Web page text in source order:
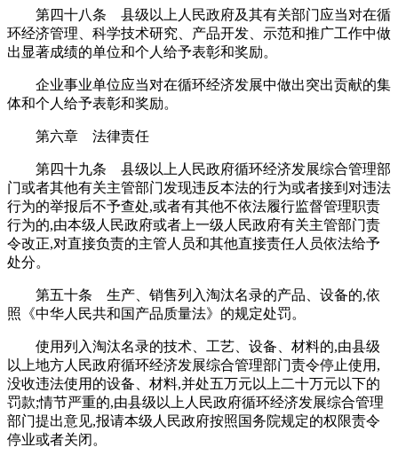
第四十八条 县级以上人民政府及其有关部门应当对在循
环经济管理、科学技术研究、产品开发、示范和推广工作中做
出显著成绩的单位和个人给予表彰和奖励。
企业事业单位应当对在循环经济发展中做出突出贡献的集
体和个人给予表彰和奖励。
第六章 法律责任
第四十九条 县级以上人民政府循环经济发展综合管理部
门或者其他有关主管部门发现违反本法的行为或者接到对违法
行为的举报后不予查处,或者有其他不依法履行监督管理职责
行为的,由本级人民政府或者上一级人民政府有关主管部门责
令改正,对直接负责的主管人员和其他直接责任人员依法给予
处分。
第五十条 生产、销售列入淘汰名录的产品、设备的,依
照《中华人民共和国产品质量法》的规定处罚。
使用列入淘汰名录的技术、工艺、设备、材料的,由县级
以上地方人民政府循环经济发展综合管理部门责令停止使用,
没收违法使用的设备、材料,并处五万元以上二十万元以下的
罚款;情节严重的,由县级以上人民政府循环经济发展综合管理
部门提出意见,报请本级人民政府按照国务院规定的权限责令
停业或者关闭。